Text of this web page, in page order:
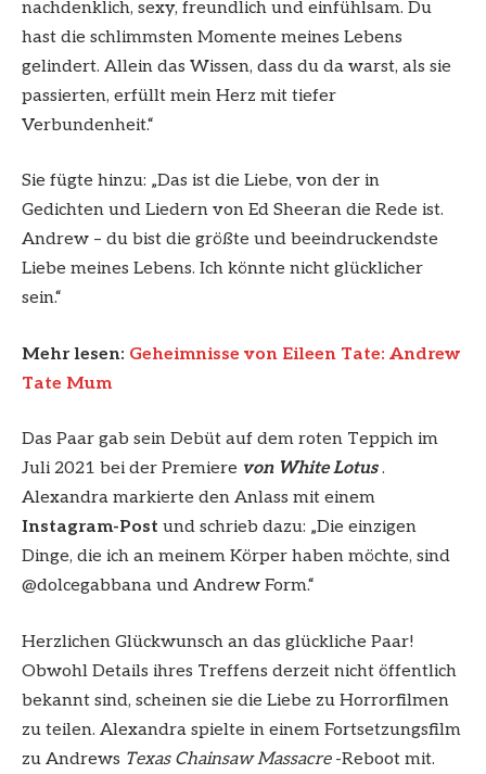
nachdenklich, sexy, freundlich und einfühlsam. Du
hast die schlimmsten Momente meines Lebens
gelindert. Allein das Wissen, dass du da warst, als sie
passierten, erfüllt mein Herz mit tiefer
Verbundenheit.“
Sie fügte hinzu: „Das ist die Liebe, von der in
Gedichten und Liedern von Ed Sheeran die Rede ist.
Andrew – du bist die größte und beeindruckendste
Liebe meines Lebens. Ich könnte nicht glücklicher
sein.“
Mehr lesen: Geheimnisse von Eileen Tate: Andrew
Tate Mum
Das Paar gab sein Debüt auf dem roten Teppich im
Juli 2021 bei der Premiere von White Lotus.
Alexandra markierte den Anlass mit einem
Instagram-Post und schrieb dazu: „Die einzigen
Dinge, die ich an meinem Körper haben möchte, sind
@dolcegabbana und Andrew Form.“
Herzlichen Glückwunsch an das glückliche Paar!
Obwohl Details ihres Treffens derzeit nicht öffentlich
bekannt sind, scheinen sie die Liebe zu Horrorfilmen
zu teilen. Alexandra spielte in einem Fortsetzungsfilm
zu Andrews Texas Chainsaw Massacre-Reboot mit.